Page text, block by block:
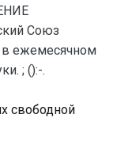
Союз
в ежемесячном
; ():-.
свободной